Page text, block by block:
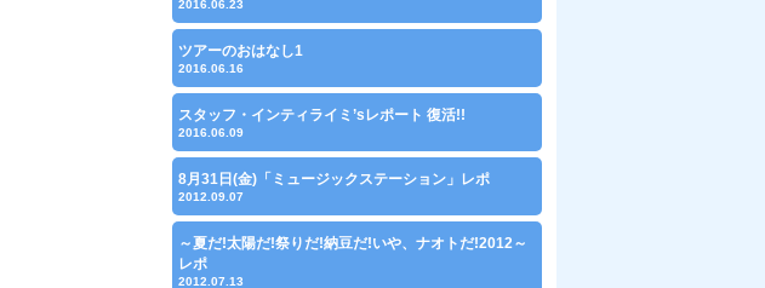
2016.06.23
ツアーのおはなし1
2016.06.16
スタッフ・インティライミ’sレポート 復活!!
2016.06.09
8月31日(金)「ミュージックステーション」レポ
2012.09.07
～夏だ!太陽だ!祭りだ!納豆だ!いや、ナオトだ!2012～
レポ
2012.07.13